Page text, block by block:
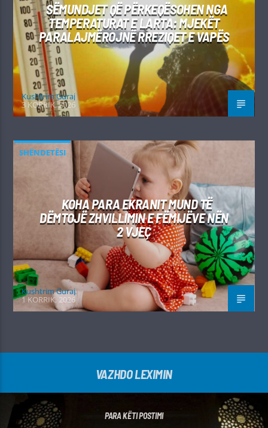
SËMUNDJET QË PËRKEQËSOHEN NGA
TEMPERATURAT E LARTA: MJEKËT
PARALAJMËROJNË RREZIQET E VAPËS
Kushtrim Guraj
3 KORRIK, 2026
SHËNDETËSI
KOHA PARA EKRANIT MUND TË
DËMTOJË ZHVILLIMIN E FËMIJËVE NËN
2 VJEÇ
Kushtrim Guraj
1 KORRIK, 2026
VAZHDO LEXIMIN
PARA KËTI POSTIMI